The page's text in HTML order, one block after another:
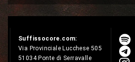
Suffissocore.com:
Via Provinciale Lucchese 505
51034 Ponte di Serravalle